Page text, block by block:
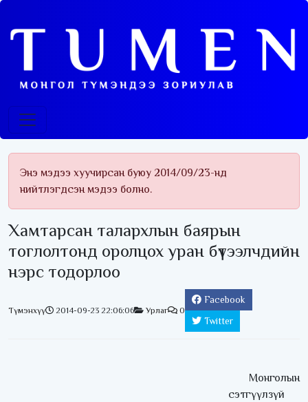
Энэ мэдээ хуучирсан буюу 2014/09/23-нд
нийтлэгдсэн мэдээ болно.
Хамтарсан талархлын баярын
тоглолтонд оролцох уран бүтээлчдийн
нэрс тодорлоо
Түмэнхүү 2014-09-23 22:06:06 Урлаг 0
Facebook
Twitter
Монголын
сэтгүүлзүй